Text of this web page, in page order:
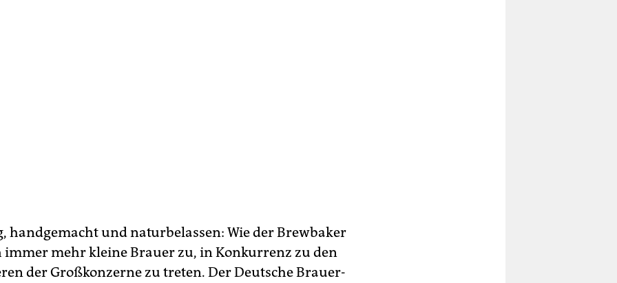
handgemacht und naturbelassen: Wie der Brewbaker
immer mehr kleine Brauer zu, in Konkurrenz zu den
der Großkonzerne zu treten. Der Deutsche Brauer-